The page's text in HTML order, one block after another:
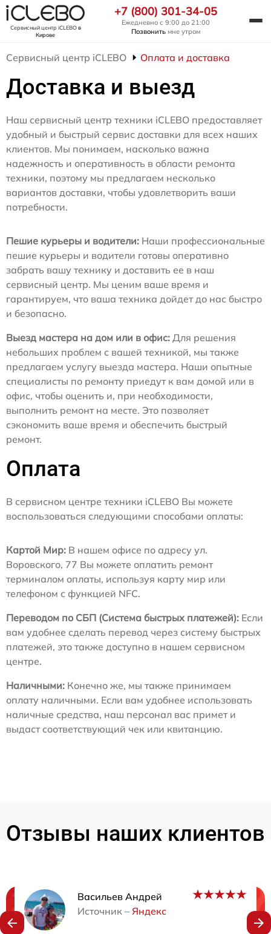
Сервисный центр iCLEBOв
Кирове
+7 (800) 301-34-05
Ежедневно с 9:00 до 21:00
Позвонить мне утром
Сервисный центр iCLEBO Оплата и доставка
Доставка и выезд
Наш сервисный центр техники iCLEBO предоставляет
удобный и быстрый сервис доставки для всех наших
клиентов. Мы понимаем, насколько важна
надежность и оперативность в области ремонта
техники, поэтому мы предлагаем несколько
вариантов доставки, чтобы удовлетворить ваши
потребности.
Пешие курьеры и водители: Наши профессиональные
пешие курьеры и водители готовы оперативно
забрать вашу технику и доставить ее в наш
сервисный центр. Мы ценим ваше время и
гарантируем, что ваша техника дойдет до нас быстро
и безопасно.
Выезд мастера на дом или в офис: Для решения
небольших проблем с вашей техникой, мы также
предлагаем услугу выезда мастера. Наши опытные
специалисты по ремонту приедут к вам домой или в
офис, чтобы оценить и, при необходимости,
выполнить ремонт на месте. Это позволяет
сэкономить ваше время и обеспечить быстрый
ремонт.
Оплата
В сервисном центре техники iCLEBO Вы можете
воспользоваться следующими способами оплаты:
Картой Мир: В нашем офисе по адресу ул.
Воровского, 77 Вы можете оплатить ремонт
терминалом оплаты, используя карту мир или
телефоном с функцией NFC.
Переводом по СБП (Система быстрых платежей): Если
вам удобнее сделать перевод через систему быстрых
платежей, это также доступно в нашем сервисном
центре.
Наличными: Конечно же, мы также принимаем
оплату наличными. Если вам удобнее использовать
наличные средства, наш персонал вас примет и
выдаст соответствующий чек или квитанцию.
Отзывы наших клиентов
Васильев Андрей
Источник – Яндекс
Нужна консультация?